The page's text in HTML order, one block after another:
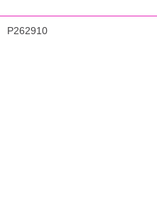
P262910